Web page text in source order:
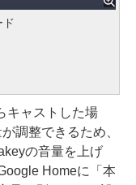
ド
キャストした場
調整できるため、
の音量を上げ
Homeに「本